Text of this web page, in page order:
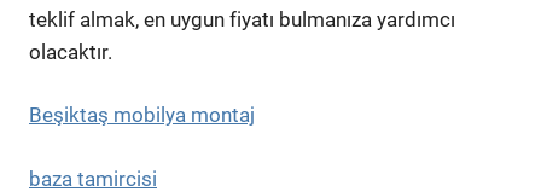
teklif almak, en uygun fiyatı bulmanıza yardımcı
olacaktır.
Beşiktaş mobilya montaj
baza tamircisi